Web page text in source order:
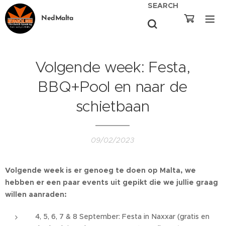
NedMalta
SEARCH
Volgende week: Festa,
BBQ+Pool en naar de
schietbaan
09/02/2023
Volgende week is er genoeg te doen op Malta, we
hebben er een paar events uit gepikt die we jullie graag
willen aanraden:
4, 5, 6, 7 & 8 September: Festa in Naxxar (gratis en